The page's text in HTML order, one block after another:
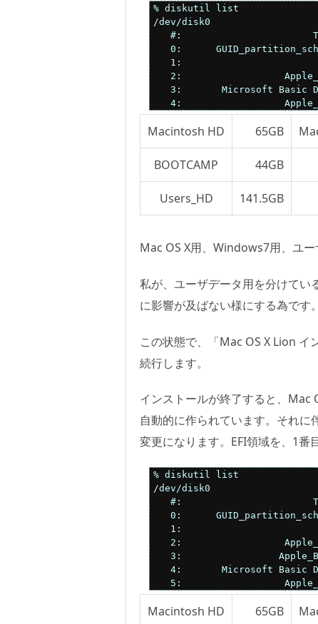
% diskutil list
/dev/disk0
#:
0:
1:
2:
3:       Microsoft Basic
4:
Macintosh HD 65GB
BOOTCAMP 44GB
Users_HD 141.5GB
Mac OS X用、Windows7用、ユー
私が、ユーザデータ用を分けてい
に影響が及ばない様にする為です。
この状態で、「Mac OS X Lion
続行します。
インストールが終了すると、Mac
自動的に作られています。それに
変更になります。EFI領域を、1番
% diskutil list
/dev/disk0
#:
0:
1:
2:
3:
4:       Microsoft Basic
5:
Macintosh HD 65GB